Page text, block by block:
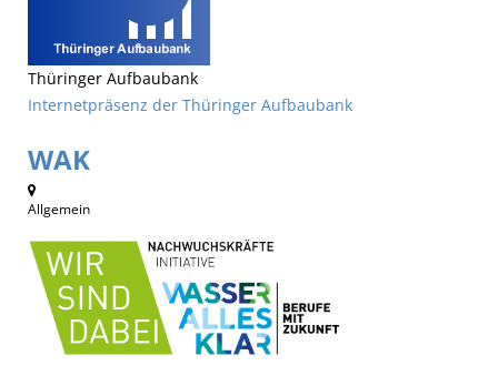
Thüringer Aufbaubank
Internetpräsenz der Thüringer Aufbaubank
WAK
Allgemein